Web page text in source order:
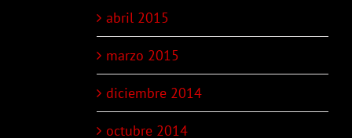
abril 2015
marzo 2015
diciembre 2014
octubre 2014